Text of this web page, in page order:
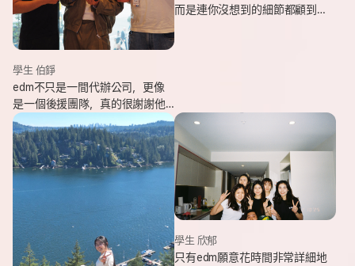
學生 伯錚
edm不只是一間代辦公司，更像
是一個後援團隊，真的很謝謝他
們的幫忙，讓我能安心出發，去
追逐我一直想完成的留遊學夢
想。
而是連你沒想到的細節都顧到
學生 欣郁
只有edm願意花時間非常詳細地